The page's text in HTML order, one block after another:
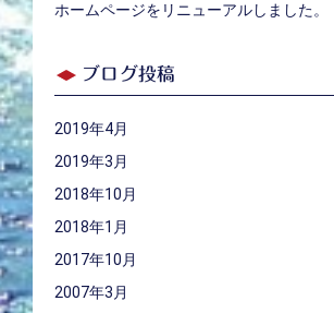
ホームページをリニューアルしました。
ブログ投稿
2019年4月
2019年3月
2018年10月
2018年1月
2017年10月
2007年3月